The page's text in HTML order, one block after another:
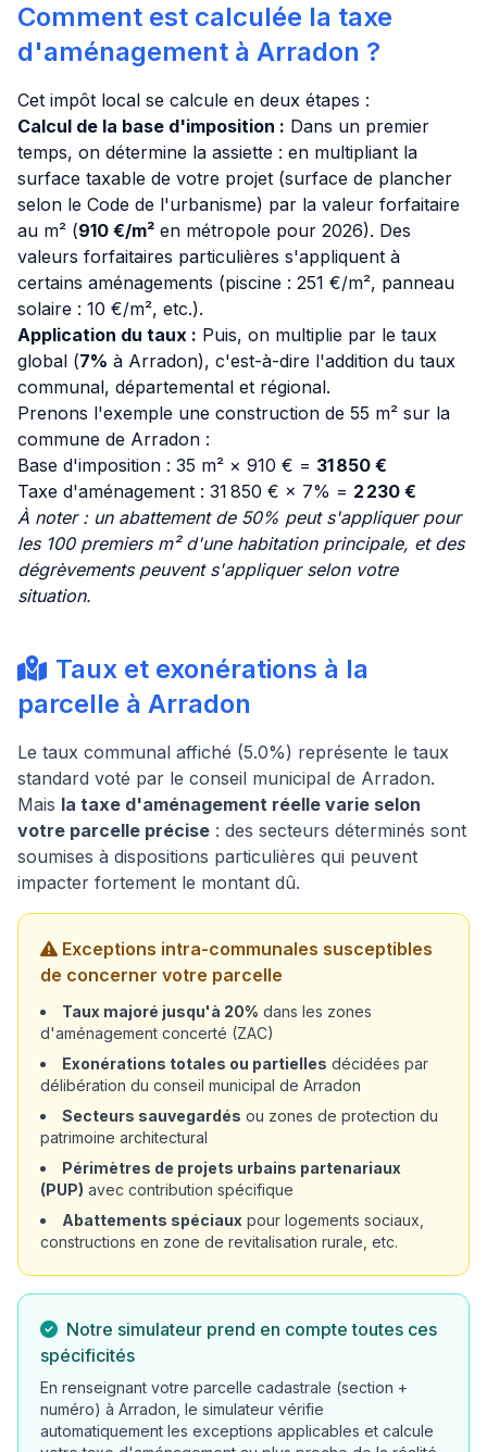
Comment est calculée la taxe
d'aménagement à Arradon ?
Cet impôt local se calcule en deux étapes :
Calcul de la base d'imposition : Dans un premier
temps, on détermine la assiette : en multipliant la
surface taxable de votre projet (surface de plancher
selon le Code de l'urbanisme) par la valeur forfaitaire
au m² (910 €/m² en métropole pour 2026). Des
valeurs forfaitaires particulières s'appliquent à
certains aménagements (piscine : 251 €/m², panneau
solaire : 10 €/m², etc.).
Application du taux : Puis, on multiplie par le taux
global (7% à Arradon), c'est-à-dire l'addition du taux
communal, départemental et régional.
Prenons l'exemple une construction de 55 m² sur la
commune de Arradon :
Base d'imposition : 35 m² × 910 € = 31 850 €
Taxe d'aménagement : 31 850 € × 7% = 2 230 €
À noter : un abattement de 50% peut s'appliquer pour
les 100 premiers m² d'une habitation principale, et des
dégrèvements peuvent s'appliquer selon votre
situation.
Taux et exonérations à la
parcelle à Arradon
Le taux communal affiché (5.0%) représente le taux
standard voté par le conseil municipal de Arradon.
Mais la taxe d'aménagement réelle varie selon
votre parcelle précise : des secteurs déterminés sont
soumises à dispositions particulières qui peuvent
impacter fortement le montant dû.
Exceptions intra-communales susceptibles
de concerner votre parcelle
Taux majoré jusqu'à 20% dans les zones
d'aménagement concerté (ZAC)
Exonérations totales ou partielles décidées par
délibération du conseil municipal de Arradon
Secteurs sauvegardés ou zones de protection du
patrimoine architectural
Périmètres de projets urbains partenariaux
(PUP) avec contribution spécifique
Abattements spéciaux pour logements sociaux,
constructions en zone de revitalisation rurale, etc.
Notre simulateur prend en compte toutes ces
spécificités
En renseignant votre parcelle cadastrale (section +
numéro) à Arradon, le simulateur vérifie
automatiquement les exceptions applicables et calcule